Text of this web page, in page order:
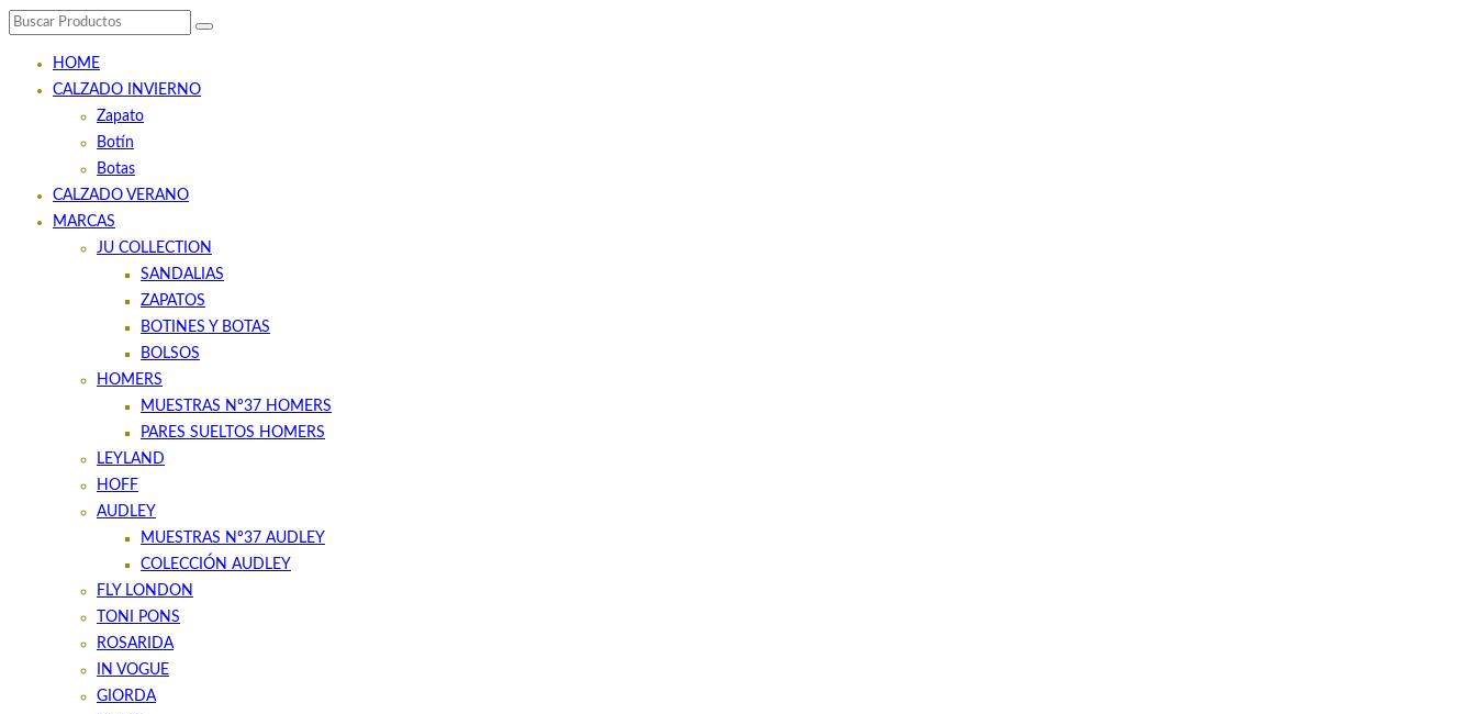
HOME
CALZADO INVIERNO
Zapato
Botín
Botas
CALZADO VERANO
MARCAS
JU COLLECTION
SANDALIAS
ZAPATOS
BOTINES Y BOTAS
BOLSOS
HOMERS
MUESTRAS Nº37 HOMERS
PARES SUELTOS HOMERS
LEYLAND
HOFF
AUDLEY
MUESTRAS Nº37 AUDLEY
COLECCIÓN AUDLEY
FLY LONDON
TONI PONS
ROSARIDA
IN VOGUE
GIORDA